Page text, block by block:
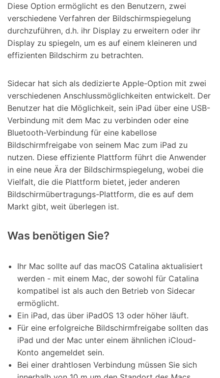
Diese Option ermöglicht es den Benutzern, zwei
verschiedene Verfahren der Bildschirmspiegelung
durchzuführen, d.h. ihr Display zu erweitern oder ihr
Display zu spiegeln, um es auf einem kleineren und
effizienten Bildschirm zu betrachten.
Sidecar hat sich als dedizierte Apple-Option mit zwei
verschiedenen Anschlussmöglichkeiten entwickelt. Der
Benutzer hat die Möglichkeit, sein iPad über eine USB-
Verbindung mit dem Mac zu verbinden oder eine
Bluetooth-Verbindung für eine kabellose
Bildschirmfreigabe von seinem Mac zum iPad zu
nutzen. Diese effiziente Plattform führt die Anwender
in eine neue Ära der Bildschirmspiegelung, wobei die
Vielfalt, die die Plattform bietet, jeder anderen
Bildschirmübertragungs-Plattform, die es auf dem
Markt gibt, weit überlegen ist.
Was benötigen Sie?
Ihr Mac sollte auf das macOS Catalina aktualisiert
werden - mit einem Mac, der sowohl für Catalina
kompatibel ist als auch den Betrieb von Sidecar
ermöglicht.
Ein iPad, das über iPadOS 13 oder höher läuft.
Für eine erfolgreiche Bildschirmfreigabe sollten das
iPad und der Mac unter einem ähnlichen iCloud-
Konto angemeldet sein.
Bei einer drahtlosen Verbindung müssen Sie sich